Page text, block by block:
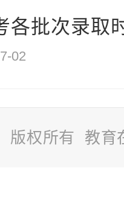
各批次录取
02
版权所有 教育